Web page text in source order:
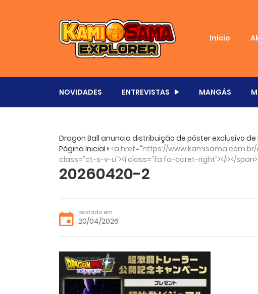
Início
NOVIDADES ENTREVISTAS MANGÁS
Dragon Ball anuncia distribuição de pôster exclusivo de
Página Inicial <a href="https://www.kamisama.com.br/
class="ct-s-v-u"><i class="fa fa-caret-right"></i></span>
20260420-2
postado em
20/04/2026